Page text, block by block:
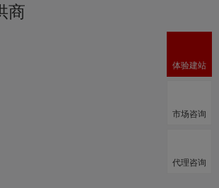
供商
体验建站
市场咨询
代理咨询